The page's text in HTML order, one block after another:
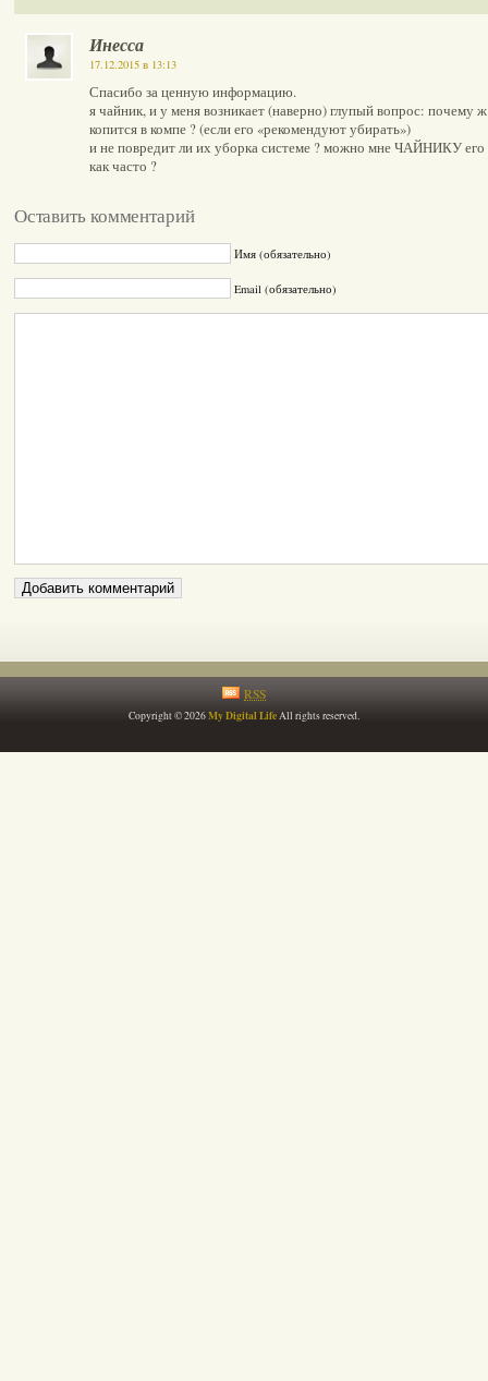
Инесса
17.12.2015 в 13:13
Спасибо за ценную информацию.
я чайник, и у меня возникает (наверно) глупый вопрос: почему
копится в компе ? (если его «рекомендуют убирать»)
и не повредит ли их уборка системе ? можно мне ЧАЙНИКУ его
как часто ?
Оставить комментарий
Имя (обязательно)
Email (обязательно)
RSS
Copyright © 2026My Digital LifeAll rights reserved.